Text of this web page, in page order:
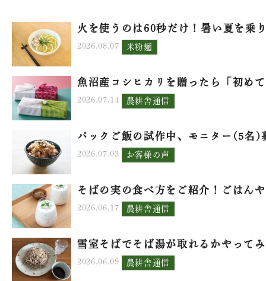
火を使うのは60秒だけ！暑い夏を乗
2026.08.07 米粉麺
魚沼産コシヒカリを贈ったら「初め
2026.07.14 農耕舎通信
パックご飯の試作中、モニター(5名)
2026.07.03 お客様の声
そばの実の食べ方をご紹介！ごはん
2026.06.17 農耕舎通信
雪室そばでそば湯が取れるかやって
2026.06.09 農耕舎通信